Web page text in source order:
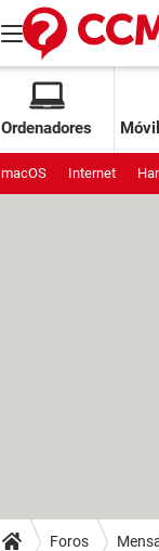
Ordenadores
macOS Internet
Foros